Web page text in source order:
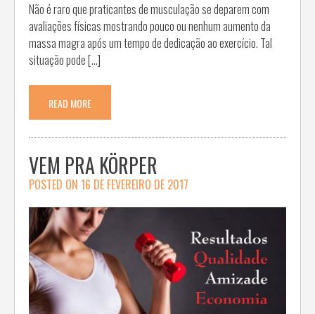
Não é raro que praticantes de musculação se deparem com
avaliações físicas mostrando pouco ou nenhum aumento da
massa magra após um tempo de dedicação ao exercício. Tal
situação pode […]
READ MORE
VEM PRA KÖRPER
POSTED ON 16 DE FEVEREIRO DE 2017